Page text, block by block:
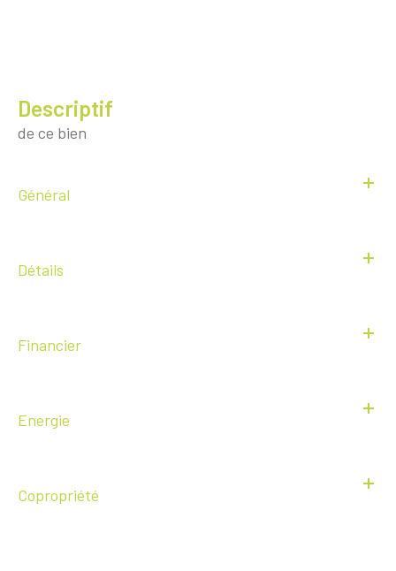
descriptif
de ce bien
Général
Détails
Financier
Energie
Copropriété